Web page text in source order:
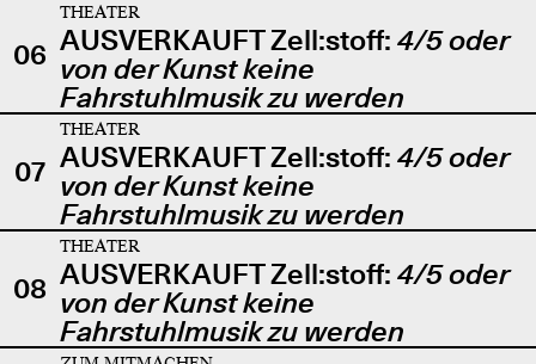
06
THEATER
AUSVERKAUFT Zell:stoff: 4/5 oder
von der Kunst keine
Fahrstuhlmusik zu werden
07
THEATER
AUSVERKAUFT Zell:stoff: 4/5 oder
von der Kunst keine
Fahrstuhlmusik zu werden
08
THEATER
AUSVERKAUFT Zell:stoff: 4/5 oder
von der Kunst keine
Fahrstuhlmusik zu werden